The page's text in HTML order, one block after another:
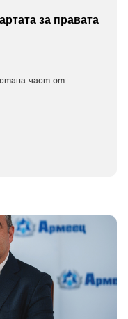
за правата
част от